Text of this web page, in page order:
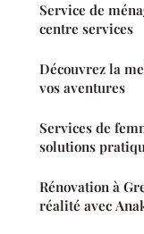
Service de
centre services
Découvrez la
vos aventures
Services de
solutions
Rénovation à
réalité avec